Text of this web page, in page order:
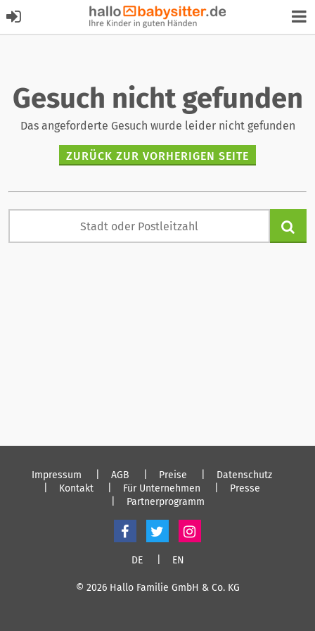
Gesuch nicht gefunden
Das angeforderte Gesuch wurde leider nicht gefunden
ZURÜCK ZUR VORHERIGEN SEITE
Impressum AGB Preise
Datenschutz
Kontakt
Für Unternehmen
Presse
Partnerprogramm
DE EN
© 2026 Hallo Familie GmbH & Co. KG